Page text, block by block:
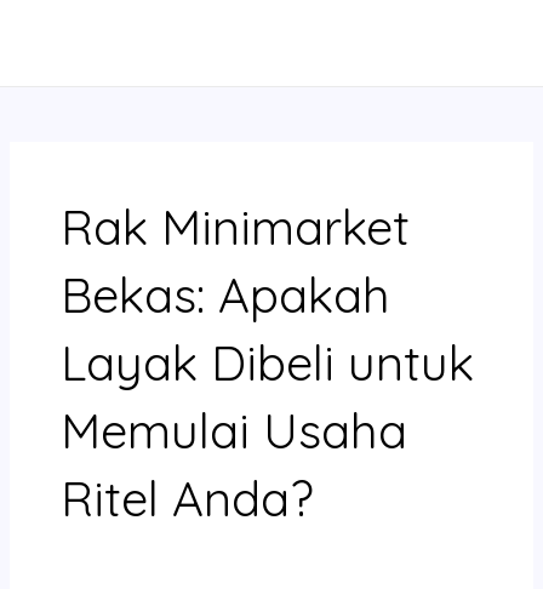
Rak Minimarket
Bekas: Apakah
Layak Dibeli untuk
Memulai Usaha
Ritel Anda?